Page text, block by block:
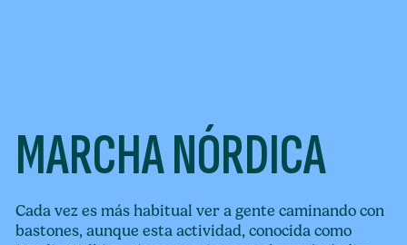
MARCHA NÓRDICA
Cada vez es más habitual ver a gente caminando con
bastones, aunque esta actividad, conocida como